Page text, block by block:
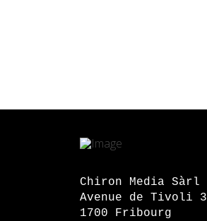
Chiron Media Sàrl
Avenue de Tivoli 3
1700 Fribourg